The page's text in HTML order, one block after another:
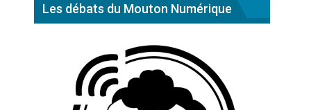
Les débats du Mouton Numérique